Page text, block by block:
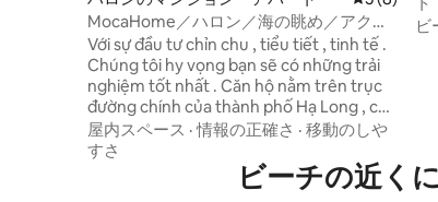
MocaHome／ハロン／海の眺め／アクア
ルーム
Với sự đầu tư chỉn chu , tiểu tiết , tinh tế .
Chúng tôi hy vọng bạn sẽ có những trải
nghiệm tốt nhất . Căn hộ nằm trên trục
đường chính của thành phố Hạ Long , có
thể đi bộ ra bãi biển riêng Marina , căn hộ
của chúng tôi cũng rất gần với địa điểm
nổi tiếng như khách sạn Intercontineltal ,
Valey club , rất nhiều các nhà hàng địa
屋内スペース ·情報の正確さ · 移動のしや
すさ
公
ス
ビ
ビーチの近く